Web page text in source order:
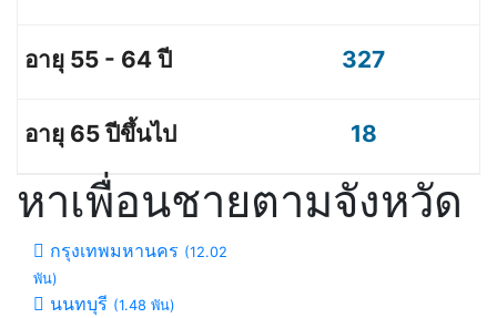
327
18
หาเพื่อนชายตามจังหวัด
กรุงเทพมหานคร (12.02
พัน)
นนทบุรี (1.48 พัน)